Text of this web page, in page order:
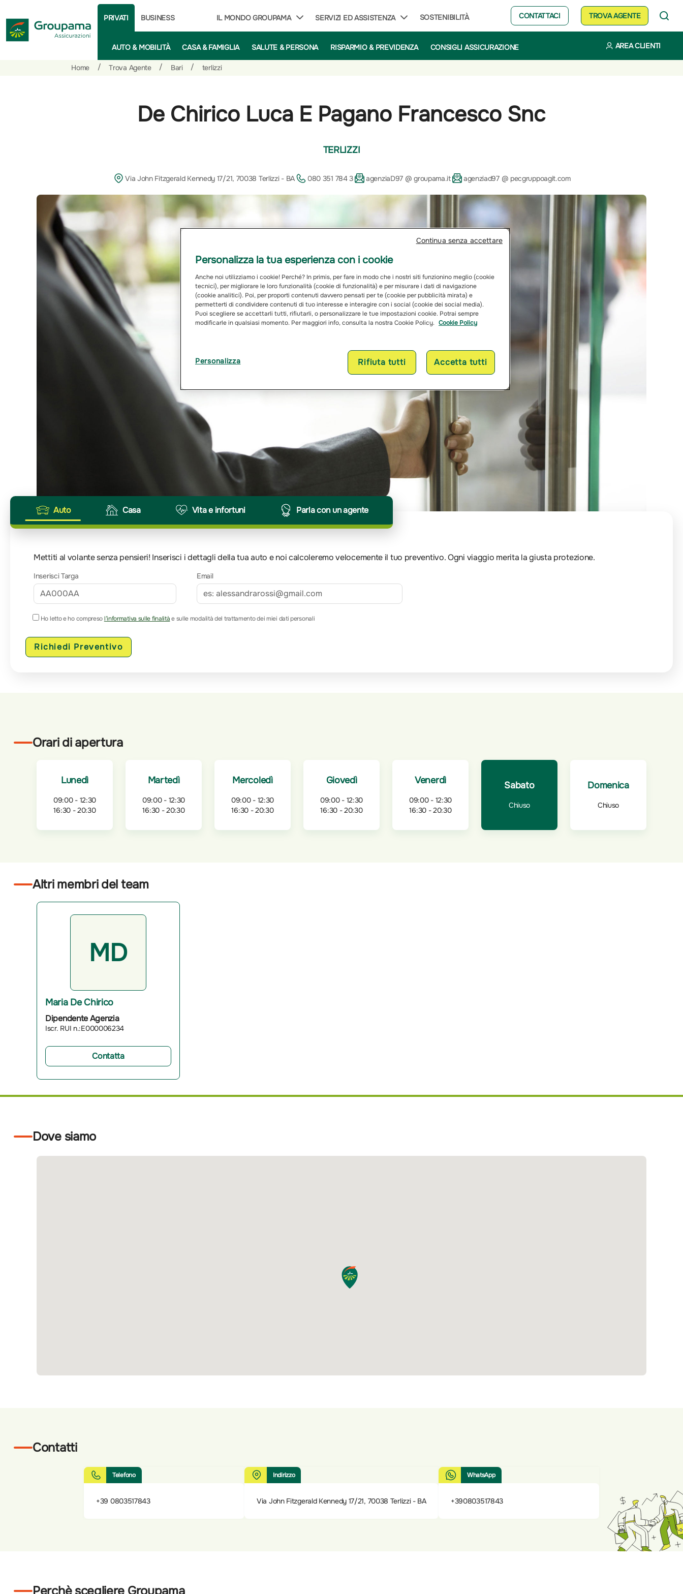
PRIVATI BUSINESS IL MONDO GROUPAMA SERVIZI ED ASSISTENZA SOSTENIBILITÀ CONTATTACI TROVA AGENTE
AUTO & MOBILITÀ CASA & FAMIGLIA SALUTE & PERSONA RISPARMIO & PREVIDENZA CONSIGLI ASSICURAZIONE AREA CLIENTI
Home / Trova Agente / Bari / terlizzi
De Chirico Luca E Pagano Francesco Snc
TERLIZZI
Via John Fitzgerald Kennedy 17/21, 70038 Terlizzi - BA 080 351 784 3 agenziaD97 @ groupama.it agenziad97 @ pecgruppoagit.com
Auto Casa Vita e infortuni Parla con un agente
Mettiti al volante senza pensieri! Inserisci i dettagli della tua auto e noi calcoleremo velocemente il tuo preventivo. Ogni viaggio merita la giusta protezione.
Inserisci Targa Email
Ho letto e ho compresol’informativa sulle finalitàe sulle modalità del trattamento dei miei dati personali
Richiedi Preventivo
Orari di apertura
Lunedì
09:00 - 12:30
16:30 - 20:30
Martedì
09:00 - 12:30
16:30 - 20:30
Mercoledì
09:00 - 12:30
16:30 - 20:30
Giovedì
09:00 - 12:30
16:30 - 20:30
Venerdì
09:00 - 12:30
16:30 - 20:30
Sabato
Chiuso
Domenica
Chiuso
Altri membri del team
MD
Maria De Chirico
Dipendente Agenzia
Iscr. RUI n.:E000006234
Contatta
Dove siamo
Contatti
Telefono
+39 0803517843
Indirizzo
Via John Fitzgerald Kennedy 17/21, 70038 Terlizzi - BA
WhatsApp
+390803517843
Personalizza la tua esperienza con i cookie
Anche noi utilizziamo i cookie! Perché? In primis, per fare in modo che i nostri siti funzionino meglio (cookie
tecnici), per migliorare le loro funzionalità (cookie di funzionalità) e per misurare i dati di navigazione
(cookie analitici). Poi, per proporti contenuti davvero pensati per te (cookie per pubblicità mirata) e
permetterti di condividere contenuti di tuo interesse e interagire con i social (cookie dei social media).
Puoi scegliere se accettarli tutti, rifiutarli, o personalizzare le tue impostazioni cookie. Potrai sempre
modificarle in qualsiasi momento. Per maggiori info, consulta la nostra Cookie Policy. Cookie Policy
Rifiuta tutti Accetta tutti
Personalizza
Continua senza accettare